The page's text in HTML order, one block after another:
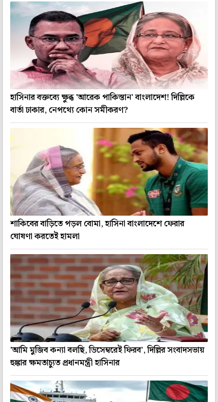
হাসিনার বক্তব্যে ক্ষুব্ধ 'আরেক পাকিস্তান' বাংলাদেশ! দিল্লিকে
বার্তা ঢাকার, নেপথ্যে কোন সমীকরণ?
শাকিবের বাড়িতে পড়ল বোমা, হাসিনা বাংলাদেশে ফেরার
ঘোষণা করতেই হামলা
'আমি মুজিব কন্যা বলছি, ডিসেম্বরেই ফিরব', দিল্লির সংবাদসভায়
হুঙ্কার ক্ষমতাচ্যুত প্রধানমন্ত্রী হাসিনার